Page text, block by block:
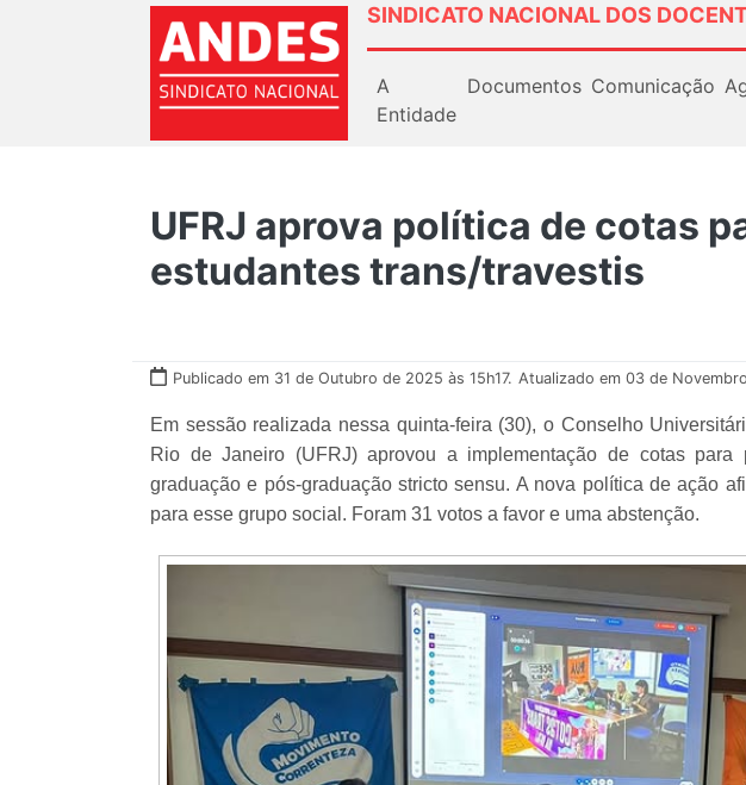
SINDICATO NACIONAL DOS
A
Entidade
Documentos Comunicação
UFRJ aprova política de cotas
estudantes trans/travestis
Publicado em 31 de Outubro de 2025 às 15h17. Atualizado em 03 de
Em sessão realizada nessa quinta-feira (30), o Conselho
Rio de Janeiro (UFRJ) aprovou a implementação de cotas para
graduação e pós-graduação stricto sensu. A nova política de ação
para esse grupo social. Foram 31 votos a favor e uma abstenção.